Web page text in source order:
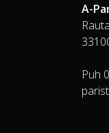
A-
Puh